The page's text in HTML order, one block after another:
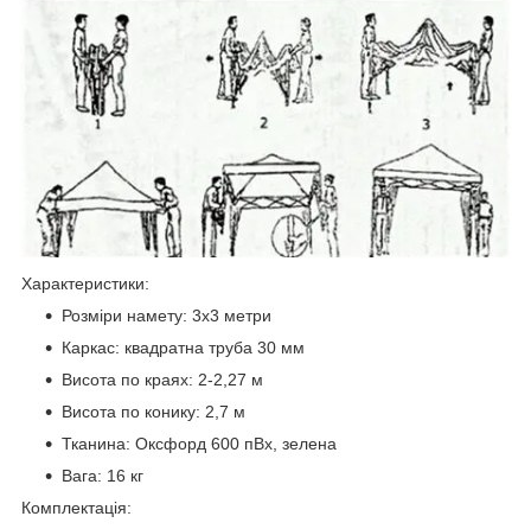
Характеристики:
Розміри намету: 3х3 метри
Каркас: квадратна труба 30 мм
Висота по краях: 2-2,27 м
Висота по конику: 2,7 м
Тканина: Оксфорд 600 пВх, зелена
Вага: 16 кг
Комплектація: